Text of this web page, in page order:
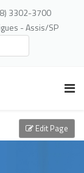
3302-3700
- Assis/SP
Edit Page